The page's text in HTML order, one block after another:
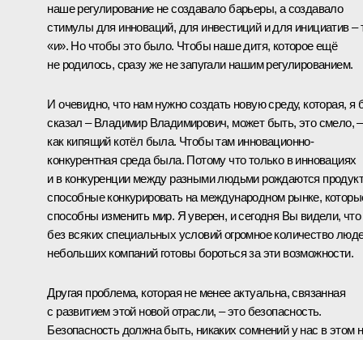
наше регулирование не создавало барьеры, а создавало
стимулы для инноваций, для инвестиций и для инициатив –
«и». Но чтобы это было. Чтобы наше дитя, которое ещё
не родилось, сразу же не запугали нашим регулированием.
И очевидно, что нам нужно создать новую среду, которая, я
сказал – Владимир Владимирович, может быть, это смело, –
как кипящий котёл была. Чтобы там инновационно-
конкурентная среда была. Потому что только в инновациях
и в конкуренции между разными людьми рождаются
способные конкурировать на международном рынке,
способны изменить мир. Я уверен, и сегодня Вы видели, что
без всяких специальных условий огромное количество
небольших компаний готовы бороться за эти возможности.
Другая проблема, которая не менее актуальна, связанная
с развитием этой новой отрасли, – это безопасность.
Безопасность должна быть, никаких сомнений у нас в этом